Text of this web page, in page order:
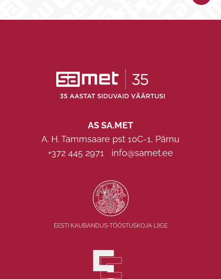
AS SA.MET
A. H. Tammsaare pst 10C-1, Pärnu
+372 445 2971
info@samet.ee
EESTI KAUBANDUS-TÖÖSTUSKOJA LIIGE